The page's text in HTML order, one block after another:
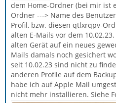
dem Home-Ordner (bei mir ist
Ordner ---> Name des
Profil, bzw. diesen qtlxrqpv-
alten E-Mails vor dem
alten Gerät auf ein neues
Mails damals noch gesichert
seit 10.02.23 sind nicht zu
anderen Profile auf dem
habe ich auf Apple Mail
nicht mehr installieren. Siehe